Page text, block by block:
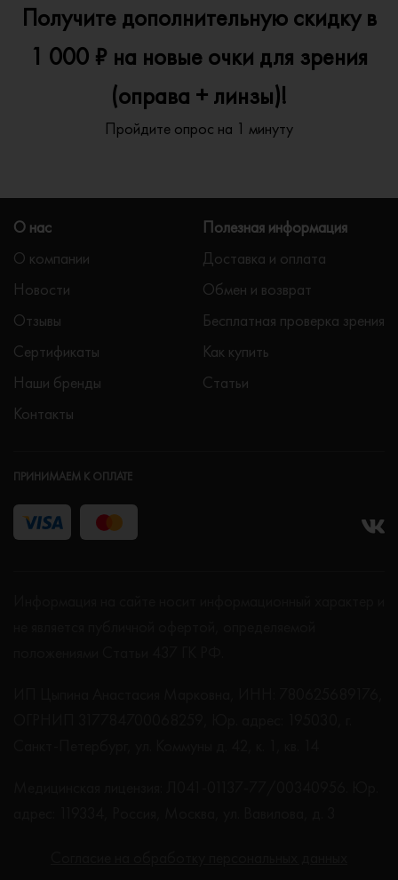
Получите дополнительную скидку в
1 000 ₽ на новые очки для зрения
(оправа + линзы)!
Пройдите опрос на 1 минуту
О нас
О компании
Новости
Отзывы
Сертификаты
Наши бренды
Контакты
Полезная информация
Доставка и оплата
Обмен и возврат
Бесплатная проверка зрения
Как купить
Статьи
ПРИНИМАЕМ К ОПЛАТЕ